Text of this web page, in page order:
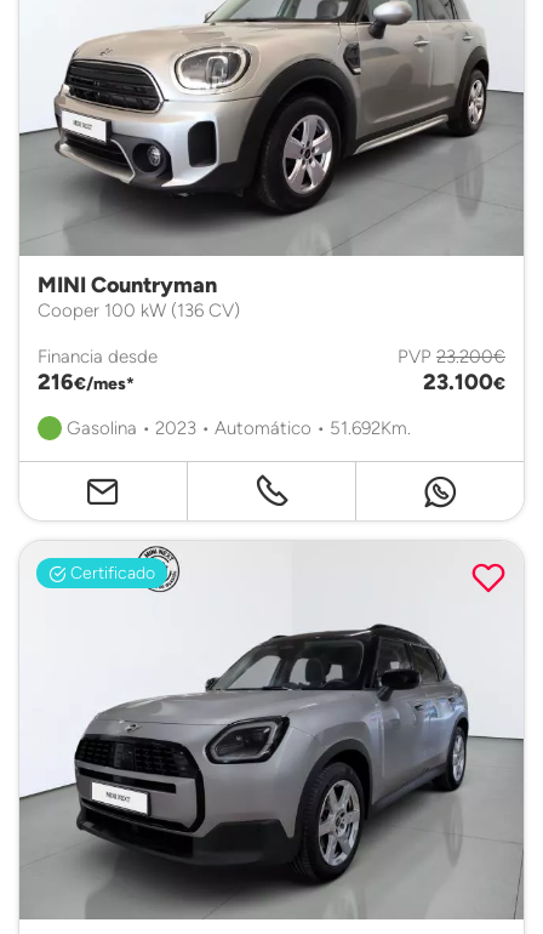
MINI Countryman
Cooper 100 kW (136 CV)
Financia desde
216€/mes*
PVP 23.200€
23.100€
Gasolina • 2023 • Automático • 51.692Km.
Certificado